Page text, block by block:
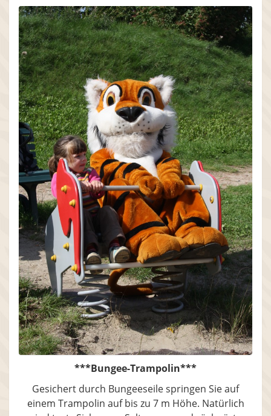
***Bungee-Trampolin***
Gesichert durch Bungeeseile springen Sie auf
einem Trampolin auf bis zu 7 m Höhe. Natürlich